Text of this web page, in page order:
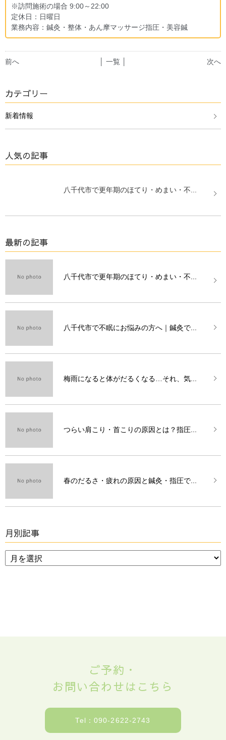
※訪問施術の場合 9:00～22:00
定休日：日曜日
業務内容：鍼灸・整体・あん摩マッサージ指圧・美容鍼
前へ 次へ
│ 一覧 │
カテゴリー
新着情報
人気の記事
八千代市で更年期のほてり・めまい・不...
最新の記事
八千代市で更年期のほてり・めまい・不...
八千代市で不眠にお悩みの方へ｜鍼灸で...
梅雨になると体がだるくなる…それ、気...
つらい肩こり・首こりの原因とは？指圧...
春のだるさ・疲れの原因と鍼灸・指圧で...
月別記事
ご予約・
お問い合わせはこちら
Tel：090-2622-2743